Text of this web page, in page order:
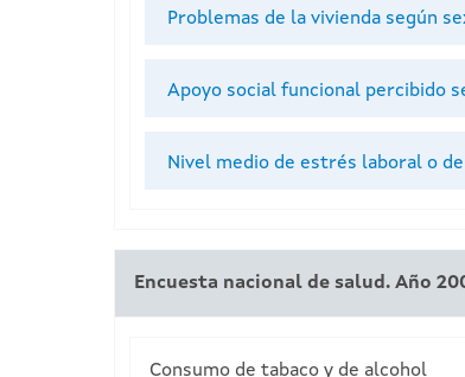
Problemas de la vivienda según
Apoyo social funcional percibido
Nivel medio de estrés laboral o
Encuesta nacional de salud. Año
Consumo de tabaco y de alcohol